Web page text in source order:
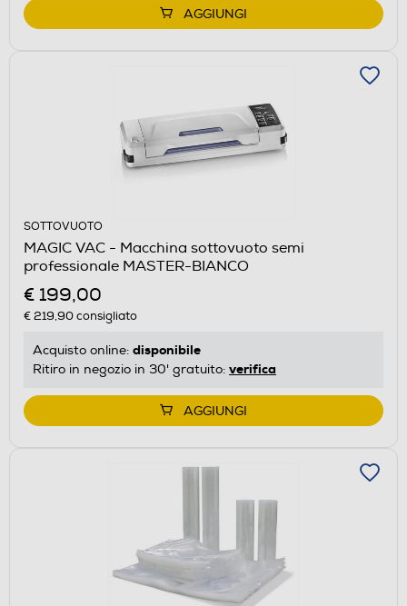
AGGIUNGI
SOTTOVUOTO
MAGIC VAC - Macchina sottovuoto semi
professionale MASTER-BIANCO
€ 199,00
€ 219,90consigliato
Acquisto online: disponibile
Ritiro in negozio in 30' gratuito: verifica
AGGIUNGI